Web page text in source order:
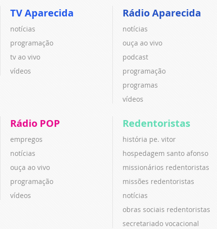
TV Aparecida
notícias
programação
tv ao vivo
vídeos
Rádio Aparecida
notícias
ouça ao vivo
podcast
programação
programas
vídeos
Rádio POP
empregos
notícias
ouça ao vivo
programação
vídeos
Redentoristas
história pe. vitor
hospedagem santo afonso
missionários redentoristas
missões redentoristas
notícias
obras sociais redentoristas
secretariado vocacional